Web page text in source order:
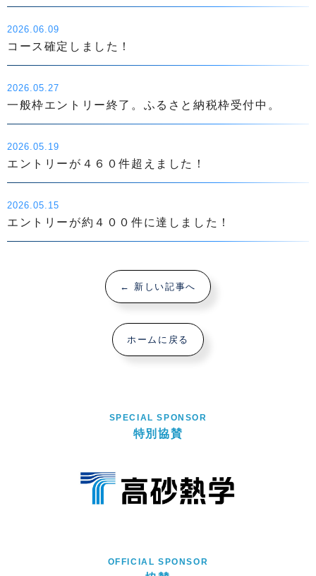
2026.06.09
コース確定しました！
2026.05.27
一般枠エントリー終了。ふるさと納税枠受付中。
2026.05.19
エントリーが４６０件超えました！
2026.05.15
エントリーが約４００件に達しました！
← 新しい記事へ
ホームに戻る
SPECIAL SPONSOR
特別協賛
OFFICIAL SPONSOR